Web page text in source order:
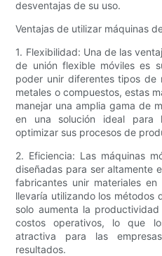
desventajas de su uso.
Ventajas de utilizar máquinas
1. Flexibilidad: Una de las
de unión flexible móviles es
poder unir diferentes tipos de
metales o compuestos, estas
manejar una amplia gama de
en una solución ideal para
optimizar sus procesos de
2. Eficiencia: Las máquinas
diseñadas para ser altamente
fabricantes unir materiales
llevaría utilizando los métodos
solo aumenta la
costos operativos, lo que
atractiva para las
resultados.